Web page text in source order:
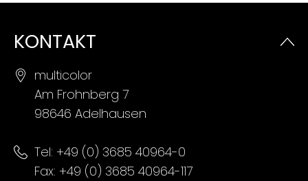
KONTAKT
multicolor
Am Frohnberg 7
98646 Adelhausen
Tel: +49 (0) 3685 40964-0
Fax: +49 (0) 3685 40964-117